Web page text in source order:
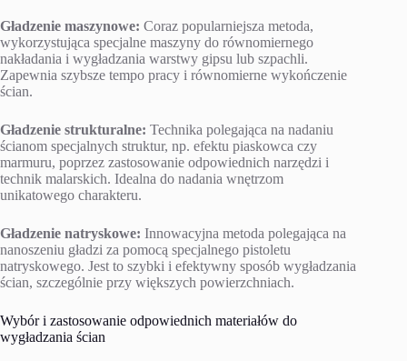
Gładzenie maszynowe: Coraz popularniejsza metoda,
wykorzystująca specjalne maszyny do równomiernego
nakładania i wygładzania warstwy gipsu lub szpachli.
Zapewnia szybsze tempo pracy i równomierne wykończenie
ścian.
Gładzenie strukturalne: Technika polegająca na nadaniu
ścianom specjalnych struktur, np. efektu piaskowca czy
marmuru, poprzez zastosowanie odpowiednich narzędzi i
technik malarskich. Idealna do nadania wnętrzom
unikatowego charakteru.
Gładzenie natryskowe: Innowacyjna metoda polegająca na
nanoszeniu gładzi za pomocą specjalnego pistoletu
natryskowego. Jest to szybki i efektywny sposób wygładzania
ścian, szczególnie przy większych powierzchniach.
Wybór i zastosowanie odpowiednich materiałów do
wygładzania ścian